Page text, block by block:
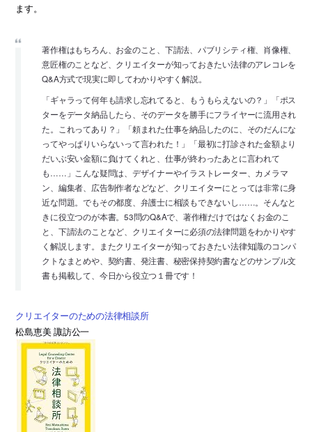
ます。
著作権はもちろん、お金のこと、下請法、パブリシティ権、肖像権、
意匠権のことなど、クリエイターが知っておきたい法律のアレコレを
Q&A方式で現実に即してわかりやすく解説。
「ギャラって何年も請求し忘れてると、もうもらえないの？」「ポス
ターをデータ納品したら、そのデータを勝手にフライヤーに流用され
た。これってあり？」「頼まれた仕事を納品したのに、そのだんにな
ってやっぱりいらないって言われた！」「最初に打診された金額より
だいぶ安い金額に負けてくれと、仕事が終わったあとに言われて
も……」こんな疑問は、デザイナーやイラストレーター、カメラマ
ン、編集者、広告制作者などなど、クリエイターにとっては非常に身
近な問題。でもその都度、弁護士に相談もできないし……。そんなと
きに役立つのが本書。53問のQ&Aで、著作権だけではなくお金のこ
と、下請法のことなど、クリエイターに必須の法律問題をわかりやす
く解説します。またクリエイターが知っておきたい法律知識のコンパ
クトなまとめや、契約書、発注書、秘密保持契約書などのサンプル文
書も掲載して、今日から役立つ１冊です！
クリエイターのための法律相談所
松島恵美 諏訪公一